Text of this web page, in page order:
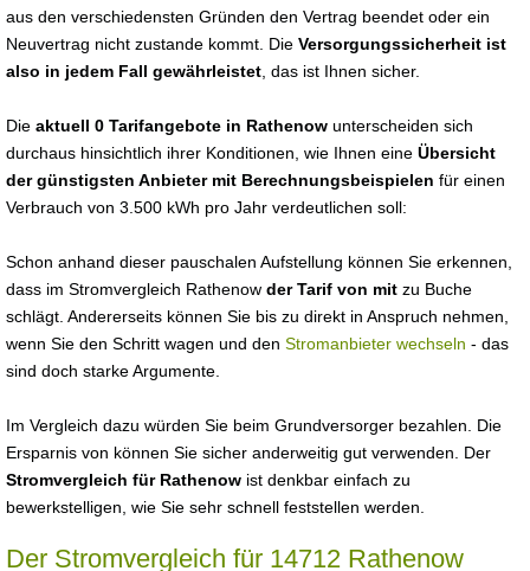
aus den verschiedensten Gründen den Vertrag beendet oder ein
Neuvertrag nicht zustande kommt. Die Versorgungssicherheit ist
also in jedem Fall gewährleistet , das ist Ihnen sicher.
Die aktuell 0 Tarifangebote in Rathenow unterscheiden sich
durchaus hinsichtlich ihrer Konditionen, wie Ihnen eine Übersicht
der günstigsten Anbieter mit Berechnungsbeispielen für einen
Verbrauch von 3.500 kWh pro Jahr verdeutlichen soll:
Schon anhand dieser pauschalen Aufstellung können Sie erkennen,
dass im Stromvergleich Rathenow der Tarif von mit zu Buche
schlägt. Andererseits können Sie bis zu direkt in Anspruch nehmen,
wenn Sie den Schritt wagen und den Stromanbieter wechseln - das
sind doch starke Argumente.
Im Vergleich dazu würden Sie beim Grundversorger bezahlen. Die
Ersparnis von können Sie sicher anderweitig gut verwenden. Der
Stromvergleich für Rathenow ist denkbar einfach zu
bewerkstelligen, wie Sie sehr schnell feststellen werden.
Der Stromvergleich für 14712 Rathenow